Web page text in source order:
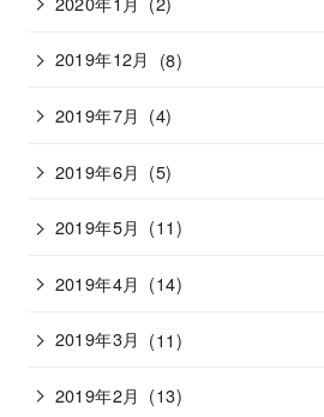
2019年12月 (8)
2019年7月 (4)
2019年6月 (5)
2019年5月 (11)
2019年4月 (14)
2019年3月 (11)
2019年2月 (13)